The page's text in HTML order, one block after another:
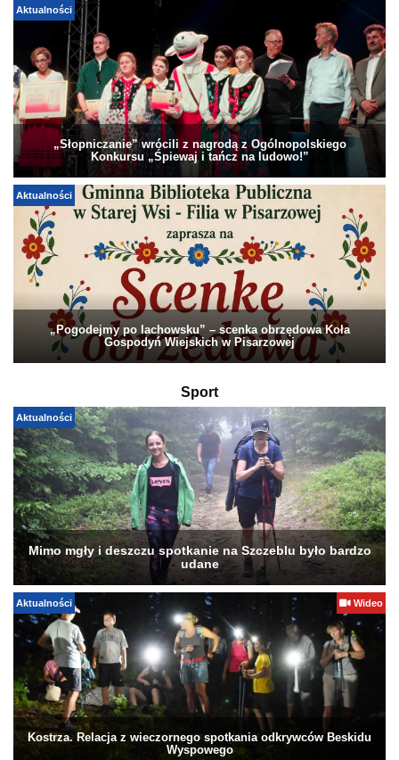
Aktualności
„Słopniczanie” wrócili z nagrodą z Ogólnopolskiego
Konkursu „Śpiewaj i tańcz na ludowo!”
Aktualności
„Pogodejmy po lachowsku” – scenka obrzędowa Koła
Gospodyń Wiejskich w Pisarzowej
Sport
Aktualności
Mimo mgły i deszczu spotkanie na Szczeblu było bardzo
udane
Aktualności Wideo
Kostrza. Relacja z wieczornego spotkania odkrywców Beskidu
Wyspowego